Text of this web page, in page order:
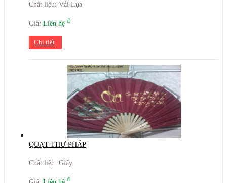
Chất liệu: Vải Lụa
Giá: Liên hệ đ
Chi tiết
QUẠT THƯ PHÁP
Chất liệu: Giấy
đ